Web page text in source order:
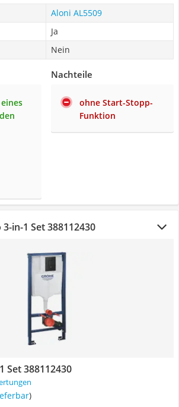
Aloni AL5509
Ja
Nein
Nachteile
ohne Start-Stopp-
Funktion
in-1 Set 388112430
Set 388112430
)